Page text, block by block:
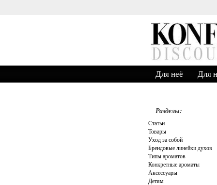
Для неё Для
Разделы:
Статьи
Товары
Уход за собой
Брендовые линейки духов
Типы ароматов
Конкретные ароматы
Аксессуары
Детям